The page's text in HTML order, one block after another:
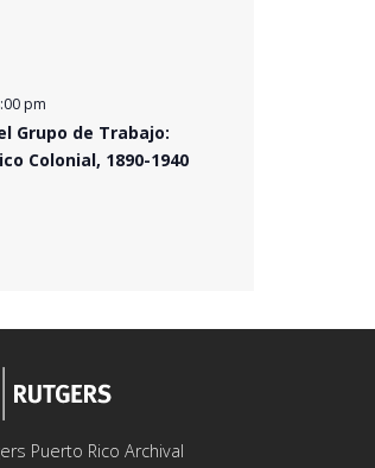
pm
Grupo de Trabajo:
Colonial, 1890-1940
Puerto Rico Archival